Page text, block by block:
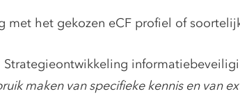
het gekozen eCF profiel of
maken van specifieke kennis en van